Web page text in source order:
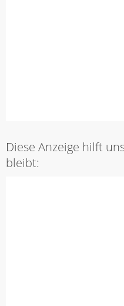
Diese Anzeige hilft
bleibt: